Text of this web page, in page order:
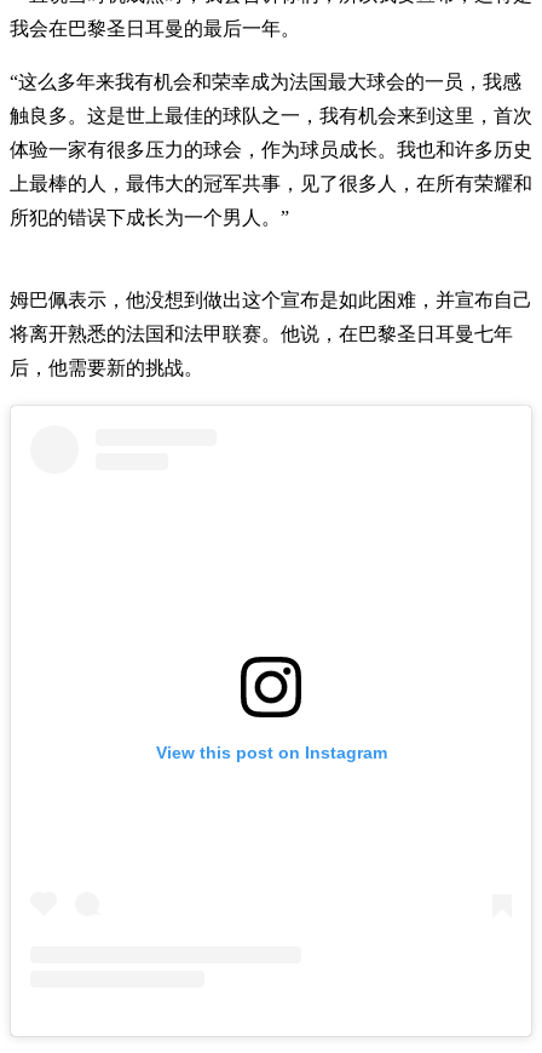
我会在巴黎圣日耳曼的最后一年。
“这么多年来我有机会和荣幸成为法国最大球会的一员，我感
触良多。这是世上最佳的球队之一，我有机会来到这里，首次
体验一家有很多压力的球会，作为球员成长。我也和许多历史
上最棒的人，最伟大的冠军共事，见了很多人，在所有荣耀和
所犯的错误下成长为一个男人。”
姆巴佩表示，他没想到做出这个宣布是如此困难，并宣布自己
将离开熟悉的法国和法甲联赛。他说，在巴黎圣日耳曼七年
后，他需要新的挑战。
View this post on Instagram